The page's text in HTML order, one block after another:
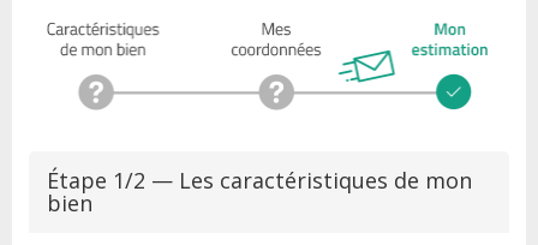
Étape 1/2 — Les caractéristiques de mon
bien